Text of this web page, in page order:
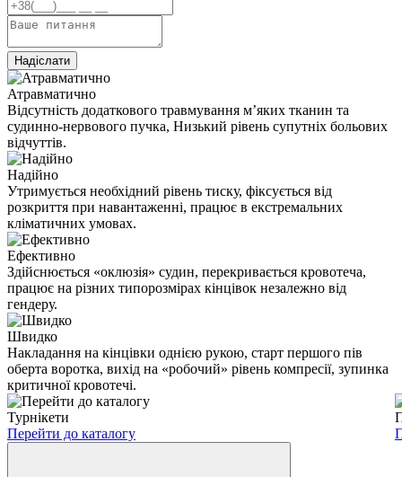
Надіслати
Атравматично
Відсутність додаткового травмування м’яких тканин та
судинно-нервового пучка, Низький рівень супутніх больових
відчуттів.
Надійно
Утримується необхідний рівень тиску, фіксується від
розкриття при навантаженні, працює в екстремальних
кліматичних умовах.
Ефективно
Здійснюється «оклюзія» судин, перекривається кровотеча,
працює на різних типорозмірах кінцівок незалежно від
гендеру.
Швидко
Накладання на кінцівки однією рукою, старт першого пів
оберта воротка, вихід на «робочий» рівень компресії, зупинка
критичної кровотечі.
Турнікети
Перейти до каталогу